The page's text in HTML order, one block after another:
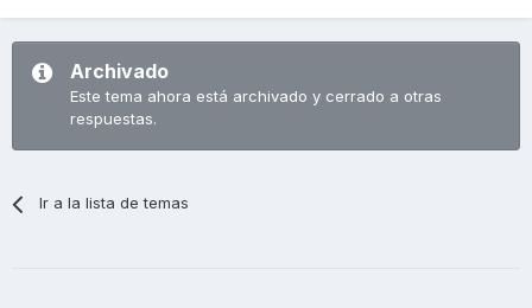
Archivado
Este tema ahora está archivado y cerrado a otras
respuestas.
Ir a la lista de temas